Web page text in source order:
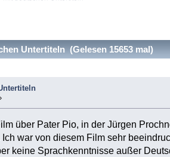
Untertiteln (Gelesen 15653 mal)
über Pater Pio, in der Jürgen
war von diesem Film sehr
keine Sprachkenntnisse außer